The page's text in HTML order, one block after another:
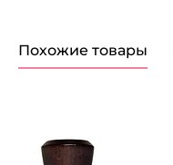
Похожие товары